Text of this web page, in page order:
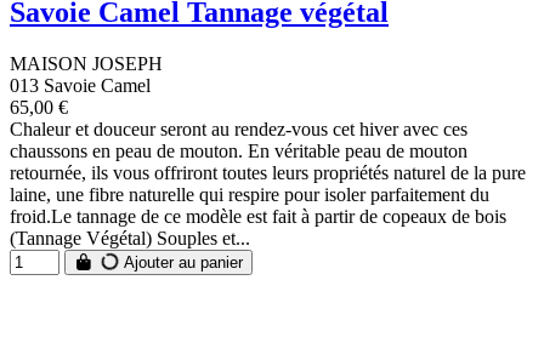
Savoie Camel Tannage végétal
MAISON JOSEPH
013 Savoie Camel
65,00 €
Chaleur et douceur seront au rendez-vous cet hiver avec ces
chaussons en peau de mouton. En véritable peau de mouton
retournée, ils vous offriront toutes leurs propriétés naturel de la pure
laine, une fibre naturelle qui respire pour isoler parfaitement du
froid.Le tannage de ce modèle est fait à partir de copeaux de bois
(Tannage Végétal) Souples et...
Ajouter au panier